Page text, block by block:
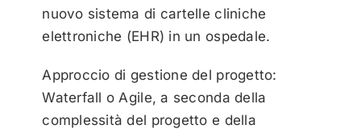
nuovo sistema di cartelle cliniche
elettroniche (EHR) in un ospedale.
Approccio di gestione del progetto:
Waterfall o Agile, a seconda della
complessità del progetto e della